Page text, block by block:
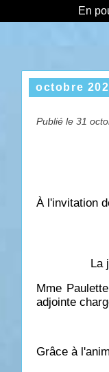
En
octobre
Publié le 31
À l'invitation
La
Mme
adjointe
Grâce à